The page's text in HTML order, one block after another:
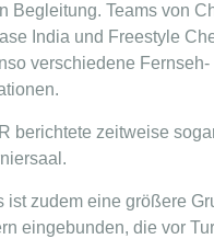
Begleitung. Teams von
India und Freestyle
verschiedene Fernseh-
berichtete zeitweise
ist zudem eine größere
eingebunden, die vor